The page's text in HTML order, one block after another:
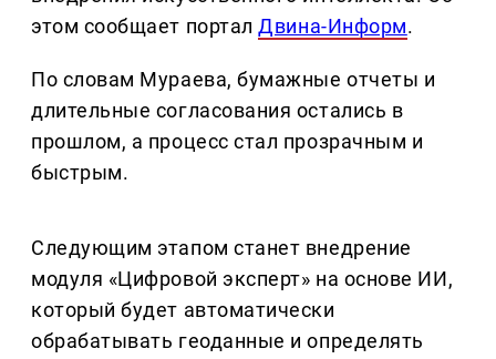
этом сообщает порталДвина-Информ.
По словам Мураева, бумажные отчеты и
длительные согласования остались в
прошлом, а процесс стал прозрачным и
быстрым.
Следующим этапом станет внедрение
модуля «Цифровой эксперт» на основе ИИ,
который будет автоматически
обрабатывать геоданные и определять